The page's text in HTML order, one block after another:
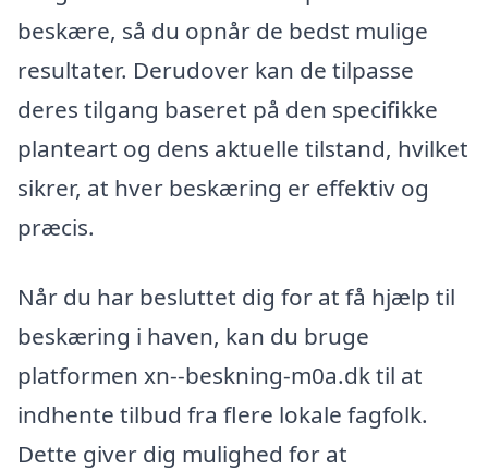
beskære, så du opnår de bedst mulige
resultater. Derudover kan de tilpasse
deres tilgang baseret på den specifikke
planteart og dens aktuelle tilstand, hvilket
sikrer, at hver beskæring er effektiv og
præcis.
Når du har besluttet dig for at få hjælp til
beskæring i haven, kan du bruge
platformen xn--beskning-m0a.dk til at
indhente tilbud fra flere lokale fagfolk.
Dette giver dig mulighed for at